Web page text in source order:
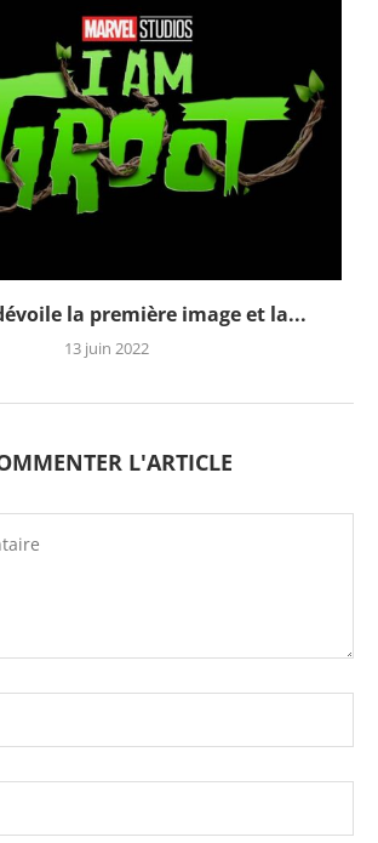
la première image et la...
13 juin 2022
L'ARTICLE